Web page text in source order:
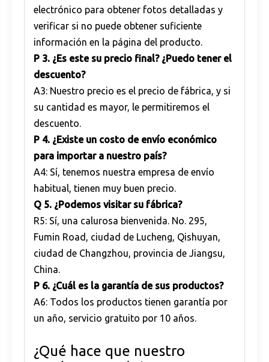
electrónico para obtener fotos detalladas y
verificar si no puede obtener suficiente
información en la página del producto.
P 3. ¿Es este su precio final? ¿Puedo tener el
descuento?
A3: Nuestro precio es el precio de fábrica, y si
su cantidad es mayor, le permitiremos el
descuento.
P 4. ¿Existe un costo de envío económico
para importar a nuestro país?
A4: Sí, tenemos nuestra empresa de envío
habitual, tienen muy buen precio.
Q 5. ¿Podemos visitar su fábrica?
R5: Sí, una calurosa bienvenida. No. 295,
Fumin Road, ciudad de Lucheng, Qishuyan,
ciudad de Changzhou, provincia de Jiangsu,
China.
P 6. ¿Cuál es la garantía de sus productos?
A6: Todos los productos tienen garantía por
un año, servicio gratuito por 10 años.
¿Qué hace que nuestro